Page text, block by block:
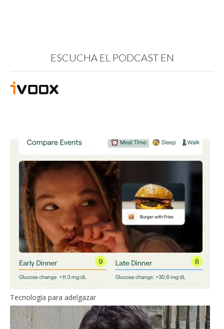
ESCUCHA EL PODCAST EN
Tecnología para adelgazar